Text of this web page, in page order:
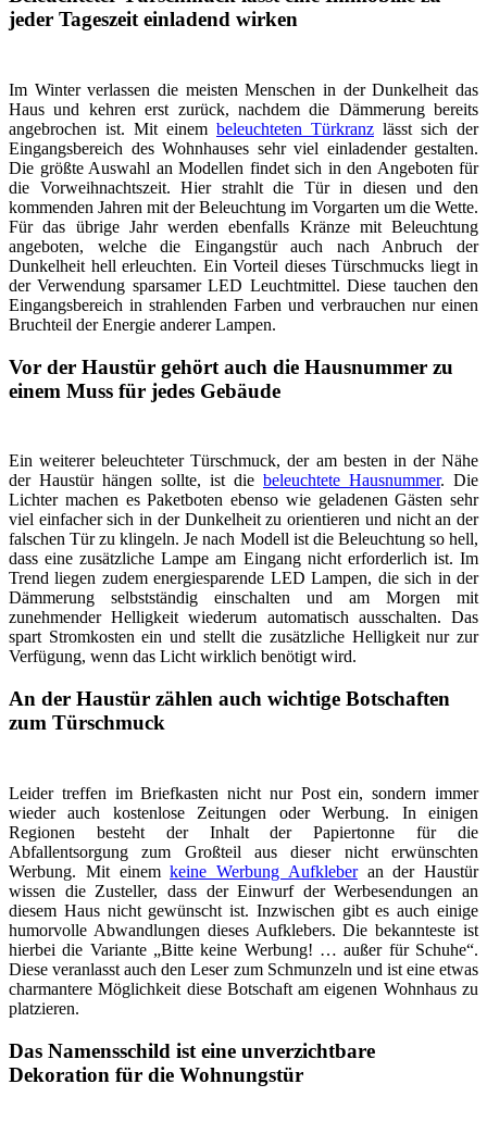
jeder Tageszeit einladend wirken
Im Winter verlassen die meisten Menschen in der Dunkelheit das
Haus und kehren erst zurück, nachdem die Dämmerung bereits
angebrochen ist. Mit einem beleuchteten Türkranz lässt sich der
Eingangsbereich des Wohnhauses sehr viel einladender gestalten.
Die größte Auswahl an Modellen findet sich in den Angeboten für
die Vorweihnachtszeit. Hier strahlt die Tür in diesen und den
kommenden Jahren mit der Beleuchtung im Vorgarten um die Wette.
Für das übrige Jahr werden ebenfalls Kränze mit Beleuchtung
angeboten, welche die Eingangstür auch nach Anbruch der
Dunkelheit hell erleuchten. Ein Vorteil dieses Türschmucks liegt in
der Verwendung sparsamer LED Leuchtmittel. Diese tauchen den
Eingangsbereich in strahlenden Farben und verbrauchen nur einen
Bruchteil der Energie anderer Lampen.
Vor der Haustür gehört auch die Hausnummer zu
einem Muss für jedes Gebäude
Ein weiterer beleuchteter Türschmuck, der am besten in der Nähe
der Haustür hängen sollte, ist die beleuchtete Hausnummer. Die
Lichter machen es Paketboten ebenso wie geladenen Gästen sehr
viel einfacher sich in der Dunkelheit zu orientieren und nicht an der
falschen Tür zu klingeln. Je nach Modell ist die Beleuchtung so hell,
dass eine zusätzliche Lampe am Eingang nicht erforderlich ist. Im
Trend liegen zudem energiesparende LED Lampen, die sich in der
Dämmerung selbstständig einschalten und am Morgen mit
zunehmender Helligkeit wiederum automatisch ausschalten. Das
spart Stromkosten ein und stellt die zusätzliche Helligkeit nur zur
Verfügung, wenn das Licht wirklich benötigt wird.
An der Haustür zählen auch wichtige Botschaften
zum Türschmuck
Leider treffen im Briefkasten nicht nur Post ein, sondern immer
wieder auch kostenlose Zeitungen oder Werbung. In einigen
Regionen besteht der Inhalt der Papiertonne für die
Abfallentsorgung zum Großteil aus dieser nicht erwünschten
Werbung. Mit einemkeine Werbung Aufkleberan der Haustür
wissen die Zusteller, dass der Einwurf der Werbesendungen an
diesem Haus nicht gewünscht ist. Inzwischen gibt es auch einige
humorvolle Abwandlungen dieses Aufklebers. Die bekannteste ist
hierbei die Variante „Bitte keine Werbung! … außer für Schuhe“.
Diese veranlasst auch den Leser zum Schmunzeln und ist eine etwas
charmantere Möglichkeit diese Botschaft am eigenen Wohnhaus zu
platzieren.
Das Namensschild ist eine unverzichtbare
Dekoration für die Wohnungstür